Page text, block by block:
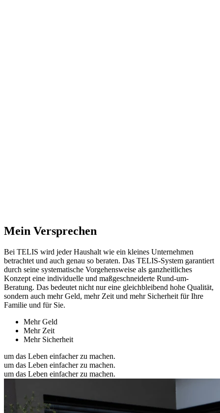
Mein Versprechen
Bei TELIS wird jeder Haushalt wie ein kleines Unternehmen
betrachtet und auch genau so beraten. Das TELIS-System garantiert
durch seine systematische Vorgehensweise als ganzheitliches
Konzept eine individuelle und maßgeschneiderte Rund-um-
Beratung. Das bedeutet nicht nur eine gleichbleibend hohe Qualität,
sondern auch mehr Geld, mehr Zeit und mehr Sicherheit für Ihre
Familie und für Sie.
Mehr Geld
Mehr Zeit
Mehr Sicherheit
um das Leben einfacher zu machen.
um das Leben einfacher zu machen.
um das Leben einfacher zu machen.